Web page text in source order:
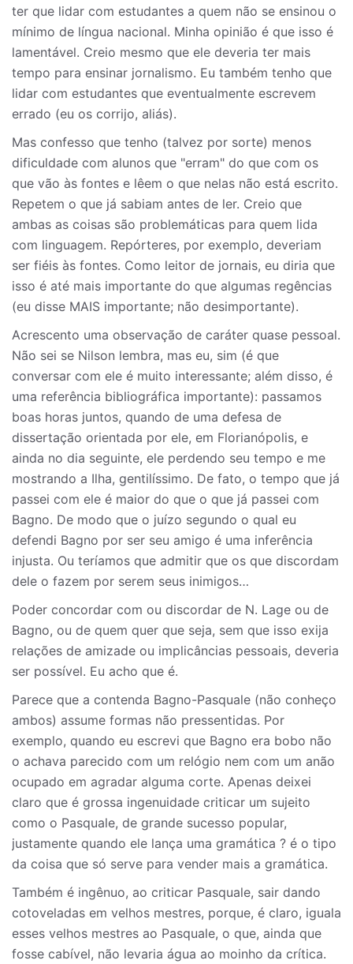
ter que lidar com estudantes a quem não se ensinou o
mínimo de língua nacional. Minha opinião é que isso é
lamentável. Creio mesmo que ele deveria ter mais
tempo para ensinar jornalismo. Eu também tenho que
lidar com estudantes que eventualmente escrevem
errado (eu os corrijo, aliás).
Mas confesso que tenho (talvez por sorte) menos
dificuldade com alunos que "erram" do que com os
que vão às fontes e lêem o que nelas não está escrito.
Repetem o que já sabiam antes de ler. Creio que
ambas as coisas são problemáticas para quem lida
com linguagem. Repórteres, por exemplo, deveriam
ser fiéis às fontes. Como leitor de jornais, eu diria que
isso é até mais importante do que algumas regências
(eu disse MAIS importante; não desimportante).
Acrescento uma observação de caráter quase pessoal.
Não sei se Nilson lembra, mas eu, sim (é que
conversar com ele é muito interessante; além disso, é
uma referência bibliográfica importante): passamos
boas horas juntos, quando de uma defesa de
dissertação orientada por ele, em Florianópolis, e
ainda no dia seguinte, ele perdendo seu tempo e me
mostrando a Ilha, gentilíssimo. De fato, o tempo que já
passei com ele é maior do que o que já passei com
Bagno. De modo que o juízo segundo o qual eu
defendi Bagno por ser seu amigo é uma inferência
injusta. Ou teríamos que admitir que os que discordam
dele o fazem por serem seus inimigos…
Poder concordar com ou discordar de N. Lage ou de
Bagno, ou de quem quer que seja, sem que isso exija
relações de amizade ou implicâncias pessoais, deveria
ser possível. Eu acho que é.
Parece que a contenda Bagno-Pasquale (não conheço
ambos) assume formas não pressentidas. Por
exemplo, quando eu escrevi que Bagno era bobo não
o achava parecido com um relógio nem com um anão
ocupado em agradar alguma corte. Apenas deixei
claro que é grossa ingenuidade criticar um sujeito
como o Pasquale, de grande sucesso popular,
justamente quando ele lança uma gramática ? é o tipo
da coisa que só serve para vender mais a gramática.
Também é ingênuo, ao criticar Pasquale, sair dando
cotoveladas em velhos mestres, porque, é claro, iguala
esses velhos mestres ao Pasquale, o que, ainda que
fosse cabível, não levaria água ao moinho da crítica.